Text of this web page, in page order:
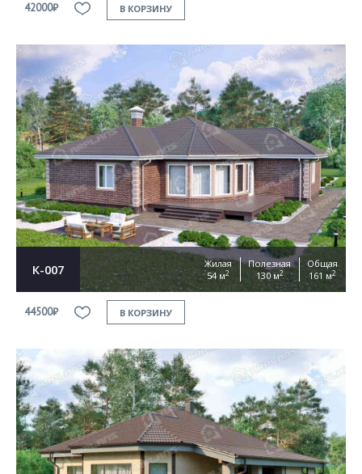
42000₽ В КОРЗИНУ
К-007
Жилая
54 м2
Полезная
130 м2
Общая
161 м2
44500₽ В КОРЗИНУ